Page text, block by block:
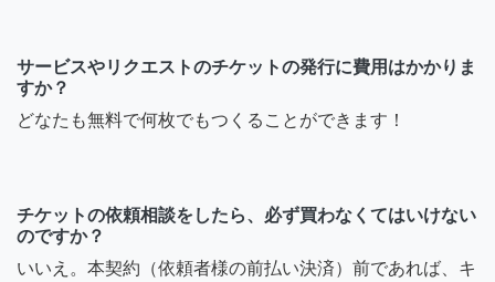
サービスやリクエストのチケットの発行に費用はかかりま
すか？
どなたも無料で何枚でもつくることができます！
チケットの依頼相談をしたら、必ず買わなくてはいけない
のですか？
いいえ。本契約（依頼者様の前払い決済）前であれば、キ